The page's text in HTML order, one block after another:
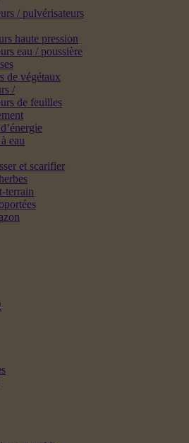
/ pulvérisateurs
haute pression
eau / poussière
de végétaux
/
de feuilles
eau
et scarifier
terrain